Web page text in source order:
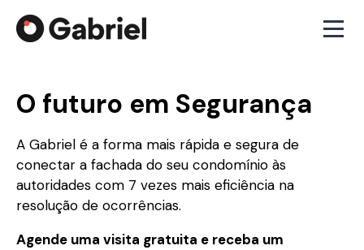
O futuro em Segurança
A Gabriel é a forma mais rápida e segura de
conectar a fachada do seu condomínio às
autoridades com 7 vezes mais eficiência na
resolução de ocorrências.
Agende uma visita gratuita e receba um